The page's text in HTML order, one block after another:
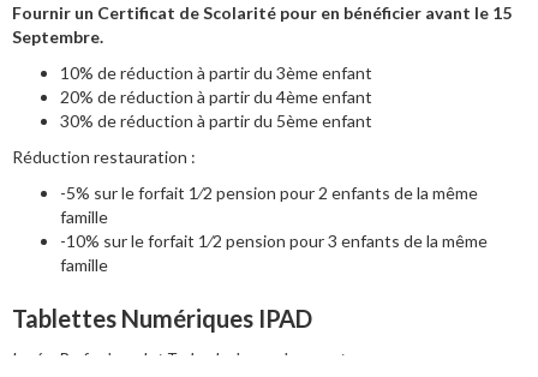
Fournir un Certificat de Scolarité pour en bénéficier avant le 15
Septembre.
10% de réduction à partir du 3ème enfant
20% de réduction à partir du 4ème enfant
30% de réduction à partir du 5ème enfant
Réduction restauration :
-5% sur le forfait 1⁄2 pension pour 2 enfants de la même
famille
-10% sur le forfait 1⁄2 pension pour 3 enfants de la même
famille
Tablettes Numériques IPAD
Lycées Professionnel et Technologique uniquement